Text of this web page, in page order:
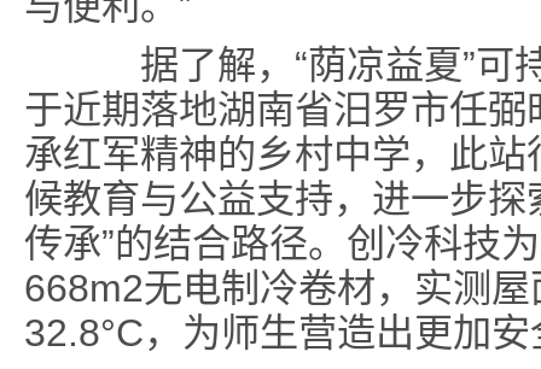
据了解，“荫凉益夏”可
于近期落地湖南省汨罗市任
承红军精神的乡村中学，此
候教育与公益支持，进一步探
传承”的结合路径。创冷科技
668m2无电制冷卷材，实测
32.8°C，为师生营造出更加